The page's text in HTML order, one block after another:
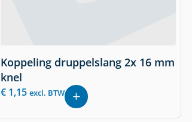
Koppeling druppelslang 2x 16 mm
knel
€ 1,15 excl. BTW